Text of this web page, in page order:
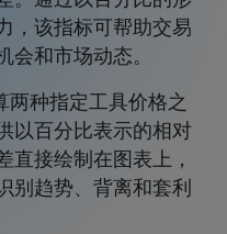
，该指标可帮助交易
会和市场动态。
种指定工具价格之
以百分比表示的相对
直接绘制在图表上，
别趋势、背离和套利